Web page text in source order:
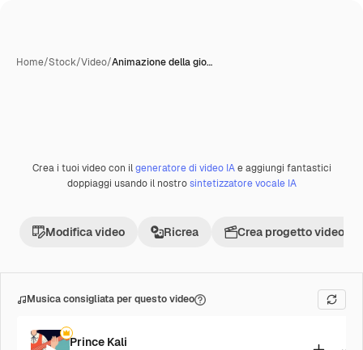
Home/Stock/Video/Animazione della gio…
PremiumCreata con IA
Crea i tuoi video con ilgeneratore di video IAe aggiungi fantastici
doppiaggi usando il nostrosintetizzatore vocale IA
Modifica video Ricrea Crea progetto video
Musica consigliata per questo video
Prince Kali